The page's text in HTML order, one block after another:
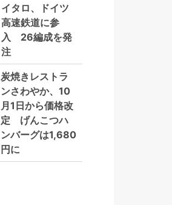
イタロ、ドイツ
高速鉄道に参
入 26編成を発
注
炭焼きレストラ
ンさわやか、10
月1日から価格改
定 げんこつハ
ンバーグは1,680
円に